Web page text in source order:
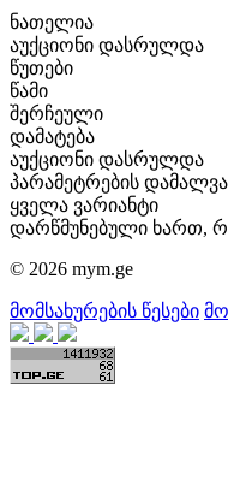
ნათელია
აუქციონი დასრულდა
წუთები
წამი
შერჩეული
დამატება
აუქციონი დასრულდა
პარამეტრების დამალვა
ყველა ვარიანტი
დარწმუნებული ხართ,
© 2026 mym.ge
მომსახურების წესები